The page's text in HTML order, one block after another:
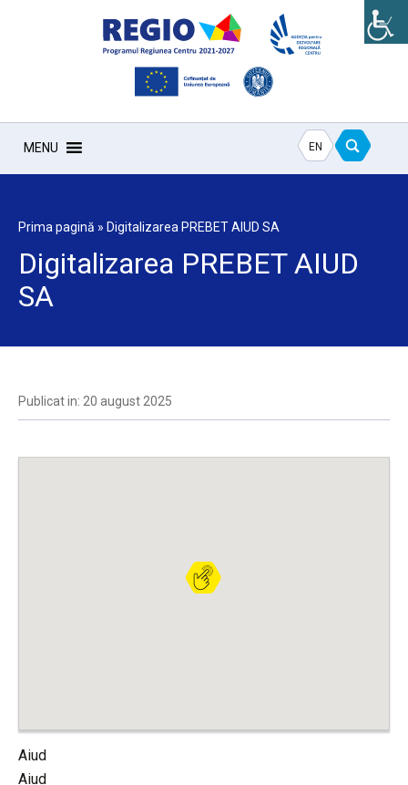
MENU EN
Prima pagină » Digitalizarea PREBET AIUD SA
Digitalizarea PREBET AIUD
SA
Publicat in: 20 august 2025
Aiud
Aiud